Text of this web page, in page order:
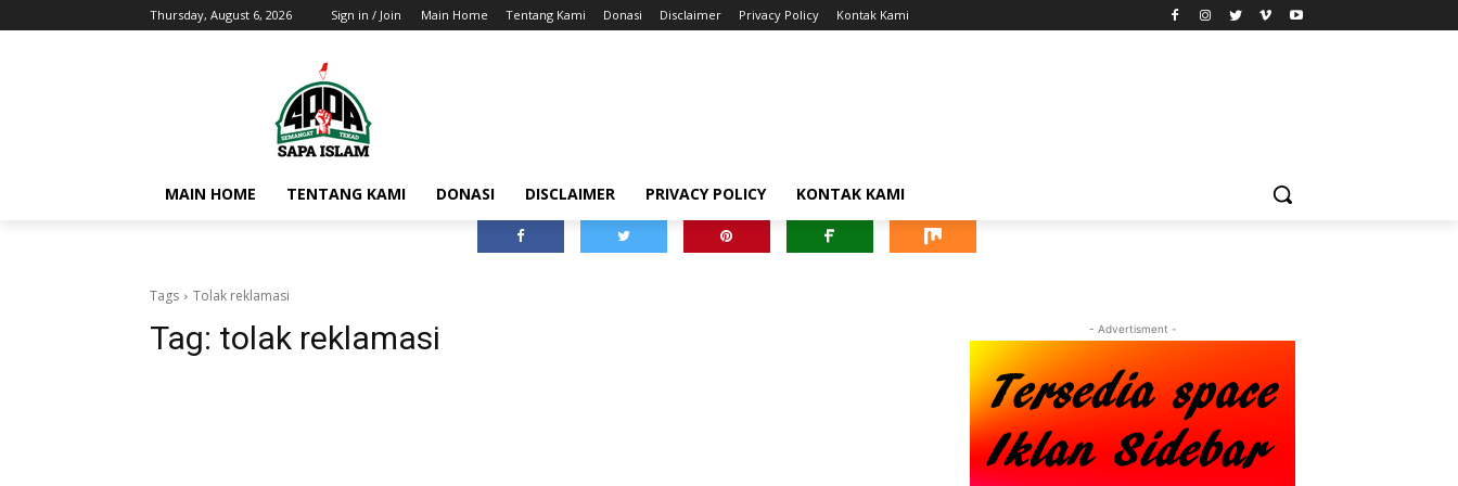
Thursday, August 6, 2026 Sign in / Join Main Home Tentang Kami Donasi Disclaimer Privacy Policy Kontak Kami
MAIN HOME TENTANG KAMI DONASI DISCLAIMER PRIVACY POLICY KONTAK KAMI
Tags Tolak reklamasi
Tag: tolak reklamasi - Advertisment -